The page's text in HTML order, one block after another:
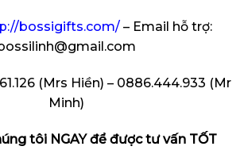
bossigifts.com/ – Email hỗ trợ:
bossilinh@gmail.com
(Mrs Hiền) – 0886.444.933 (Mr
Minh)
tôi NGAY để được tư vấn TỐT